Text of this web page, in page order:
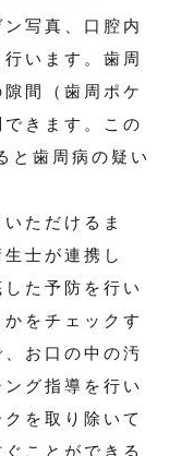
写真、口腔内
います。歯周
間（歯周ポケ
きます。この
と歯周病の疑い
ただけるま
士が連携し
た予防を行い
をチェックす
お口の中の汚
グ指導を行い
を取り除いて
ことができる